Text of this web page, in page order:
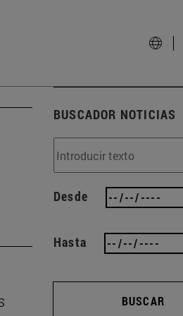
BUSCADOR NOTICIAS
Desde
Hasta
BUSCAR